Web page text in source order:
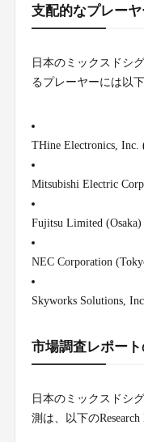
支配的なプレー
日本のミックスドシ
るプレーヤーには以
THine Electronics, Inc.
Mitsubishi Electric
Fujitsu Limited (Osaka)
NEC Corporation
Skyworks Solutions,
市場調査レポー
日本のミックスドシ
測は、以下の